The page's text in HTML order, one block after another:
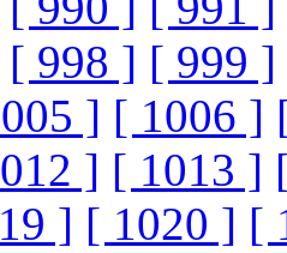
[ 998 ] [ 999 ]
] [ 1006 ]
] [ 1013 ]
] [ 1020 ] [